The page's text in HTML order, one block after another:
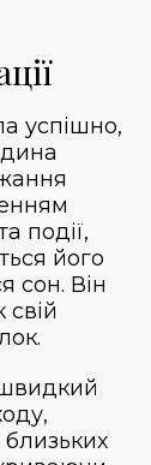
успішно,
події,
його
сон. Він
близьких